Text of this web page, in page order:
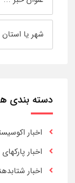
دسته بندی
اخبار
اخبار
اخبار